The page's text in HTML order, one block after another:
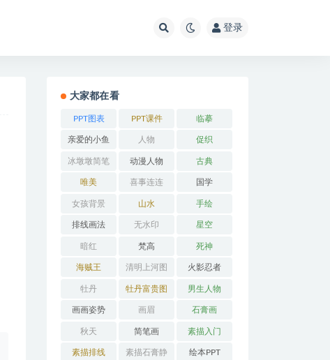
登录
大家都在看
PPT图表 PPT课件 临摹
亲爱的小鱼 人物 促织
冰墩墩简笔
画
动漫人物 古典
唯美 喜事连连 国学
女孩背景 山水 手绘
排线画法 无水印 星空
暗红 梵高 死神
海贼王 清明上河图 火影忍者
牡丹 牡丹富贵图 男生人物
画画姿势 画眉 石膏画
秋天 简笔画 素描入门
素描排线 素描石膏静 绘本PPT